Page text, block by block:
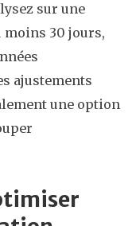
sur une
moins 30 jours,
ajustements
une option